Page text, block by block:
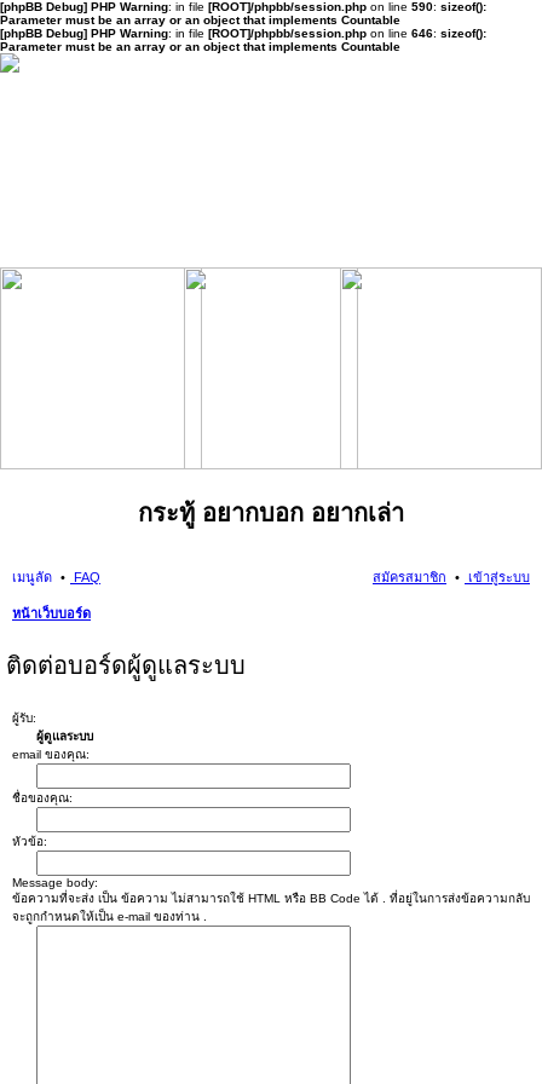
[phpBB Debug] PHP Warning: in file [ROOT]/phpbb/session.php on line 590: sizeof():
Parameter must be an array or an object that implements Countable
[phpBB Debug] PHP Warning: in file [ROOT]/phpbb/session.php on line 646: sizeof():
Parameter must be an array or an object that implements Countable
กระทู้ อยากบอก อยากเล่า
เมนูลัด FAQ เข้าสู่ระบบ
สมัครสมาชิก
หน้าเว็บบอร์ด
ติดต่อบอร์ดผู้ดูแลระบบ
ผู้รับ:
ผู้ดูแลระบบ
email ของคุณ:
ชื่อของคุณ:
หัวข้อ:
Message body:
ข้อความที่จะส่ง เป็น ข้อความ ไม่สามารถใช้ HTML หรือ BB Code ได้ . ที่อยู่ในการส่งข้อความกลับ
จะถูกกำหนดให้เป็น e-mail ของท่าน .